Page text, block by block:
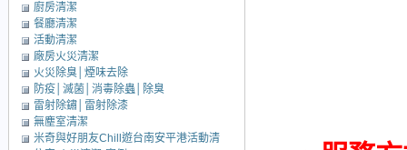
廚房清潔
餐廳清潔
活動清潔
廠房火災清潔
火災除臭│煙味去除
防疫│滅菌│消毒除蟲│除臭
雷射除鏽│雷射除漆
無塵室清潔
米奇與好朋友Chill遊台南安平港活動清